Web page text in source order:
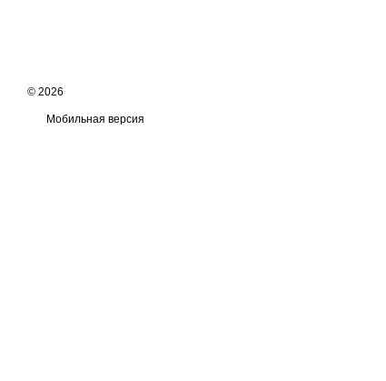
© 2026
Мобильная версия